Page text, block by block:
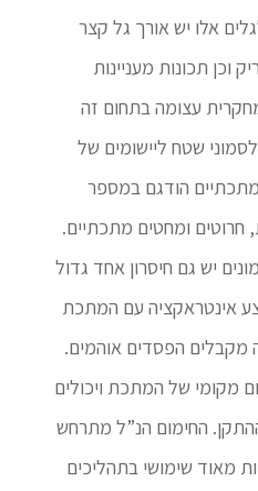
אלו יש אורך גל קצר
וכן תכונות מעניינות
עצומה בתחום זה
שטח ליישומים של
מתכתיים הודגם במספר
חרוטים ומחטים מתכתיים.
יש גם חיסרון אחד גדול
אינטראקציה עם המתכת
מקבלים הפסדים אוהמים.
מקומי של המתכת ויכולים
החימום הנ”ל מתרחש
מאוד שימושי בתהליכים